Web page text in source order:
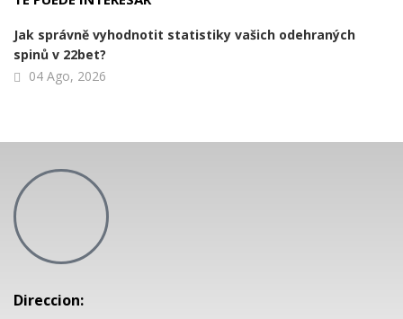
Jak správně vyhodnotit statistiky vašich odehraných
spinů v 22bet?
04 Ago, 2026
Direccion: